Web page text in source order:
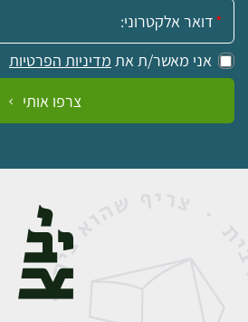
אימייל:
אני מאשר/ת את מדיניות הפרטיות
צרפו אותי